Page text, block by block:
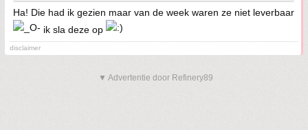
Ha! Die had ik gezien maar van de week waren ze niet leverbaar
ik sla deze op
disclaimer
▼ Advertentie door Refinery89